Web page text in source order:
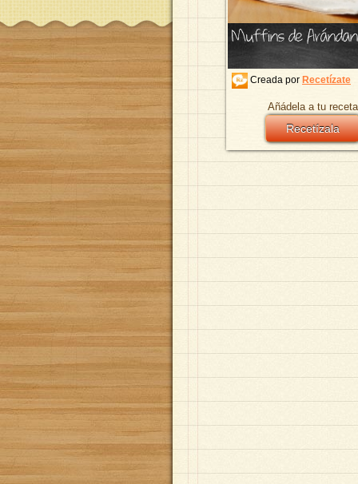
Muffins de
Creada por Recetízate
Añádela a tu
Recetízala